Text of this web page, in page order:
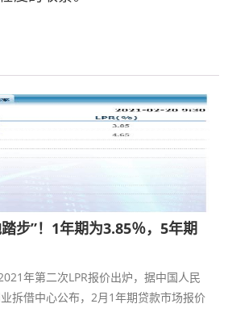
步”！1年期为3.85％，5年期
年第二次LPR报价出炉，据中国人民
拆借中心公布，2月1年期贷款市场报价